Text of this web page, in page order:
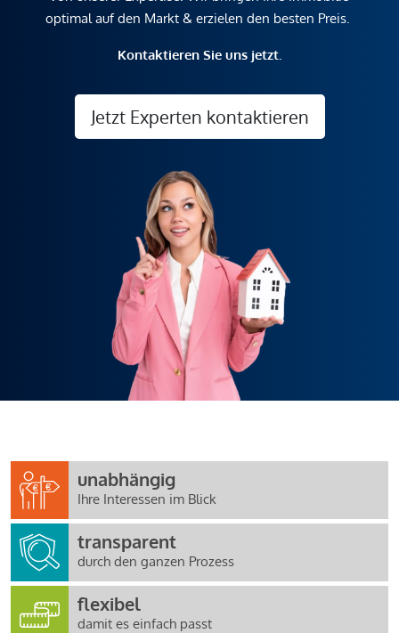
optimal auf den Markt & erzielen den besten Preis.
Kontaktieren Sie uns jetzt.
Jetzt Experten kontaktieren
unabhängig
Ihre Interessen im Blick
transparent
durch den ganzen Prozess
flexibel
damit es einfach passt